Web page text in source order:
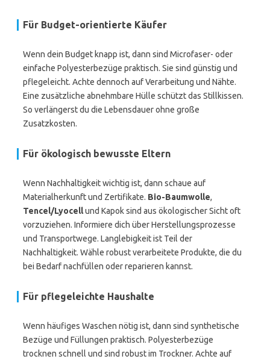
Für Budget-orientierte Käufer
Wenn dein Budget knapp ist, dann sind Microfaser- oder
einfache Polyesterbezüge praktisch. Sie sind günstig und
pflegeleicht. Achte dennoch auf Verarbeitung und Nähte.
Eine zusätzliche abnehmbare Hülle schützt das Stillkissen.
So verlängerst du die Lebensdauer ohne große
Zusatzkosten.
Für ökologisch bewusste Eltern
Wenn Nachhaltigkeit wichtig ist, dann schaue auf
Materialherkunft und Zertifikate. Bio-Baumwolle,
Tencel/Lyocellund Kapok sind aus ökologischer Sicht oft
vorzuziehen. Informiere dich über Herstellungsprozesse
und Transportwege. Langlebigkeit ist Teil der
Nachhaltigkeit. Wähle robust verarbeitete Produkte, die du
bei Bedarf nachfüllen oder reparieren kannst.
Für pflegeleichte Haushalte
Wenn häufiges Waschen nötig ist, dann sind synthetische
Bezüge und Füllungen praktisch. Polyesterbezüge
trocknen schnell und sind robust im Trockner. Achte auf